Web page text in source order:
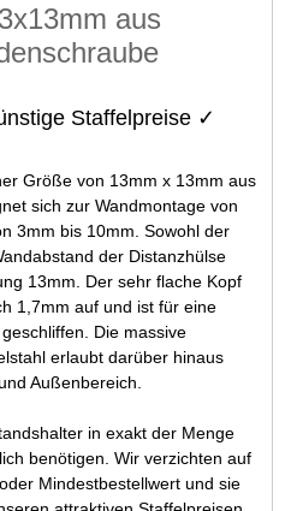
aus
Staffelpreise ✓
Größe von 13mm x 13mm aus
sich zur Wandmontage von
3mm bis 10mm. Sowohl der
der Distanzhülse
13mm. Der sehr flache Kopf
1,7mm auf und ist für eine
Die massive
erlaubt darüber hinaus
Außenbereich.
in exakt der Menge
benötigen. Wir verzichten auf
Mindestbestellwert und sie